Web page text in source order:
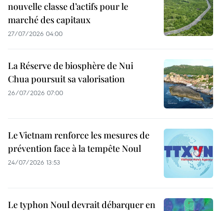
nouvelle classe d’actifs pour le
marché des capitaux
27/07/2026 04:00
La Réserve de biosphère de Nui
Chua poursuit sa valorisation
26/07/2026 07:00
Le Vietnam renforce les mesures de
prévention face à la tempête Noul
24/07/2026 13:53
Le typhon Noul devrait débarquer en